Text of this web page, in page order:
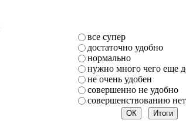
все супер
достаточно удобно
нормально
нужно много чего еще
не очень удобен
совершенно не удобно
совершенствованию